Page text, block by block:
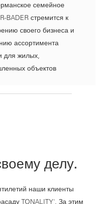
семейное
BADER стремится к
своего бизнеса и
ассортимента
для жилых,
объектов
делу.
наши клиенты
TONALITY®. За этим